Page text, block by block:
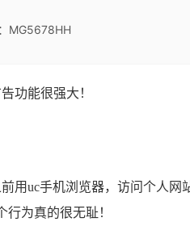
MG5678HH
功能很强大！
uc手机浏览器，访问个人网
为真的很无耻！